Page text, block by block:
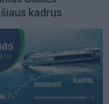
kadrus